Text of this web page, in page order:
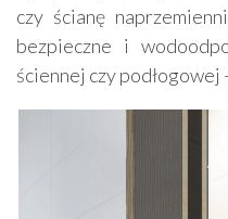
czy ścianę
bezpieczne i
ściennej czy